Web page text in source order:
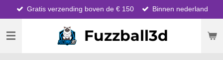
direct
naar
hoofdinhoud
Fuzzball3d
Gratis verzending boven de € 150 Binnen nederland